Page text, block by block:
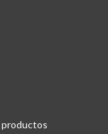
productos